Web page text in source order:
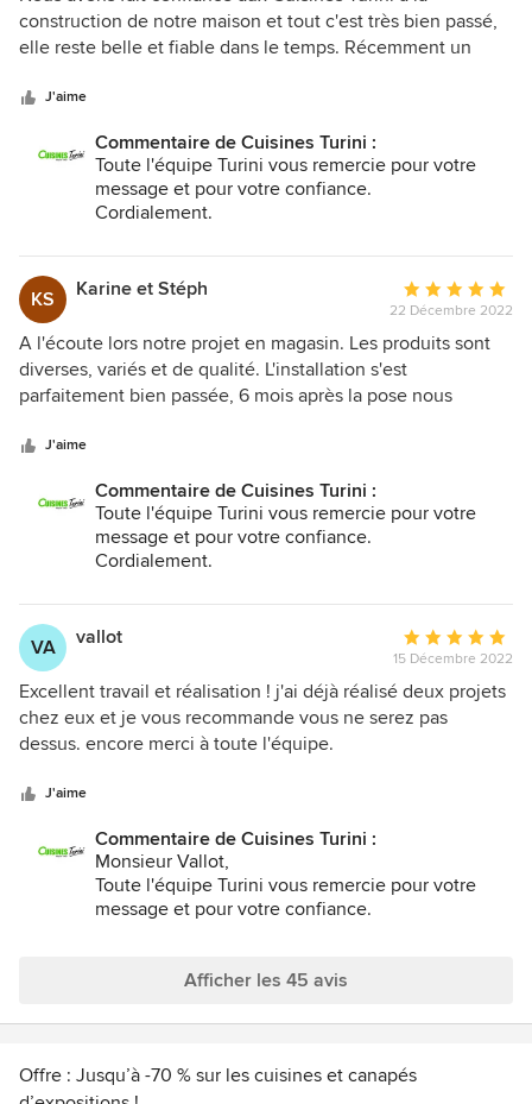
5
étoiles
construction de notre maison et tout c'est très bien passé,
elle reste belle et fiable dans le temps. Récemment un
les Cuisine Turini on été très efficace là aussi. Je
J'aime
Commentaire de Cuisines Turini :
Toute l'équipe Turini vous remercie pour votre
message et pour votre confiance.
Cordialement.
KS Karine et Stéph
Note
moyenne
:
5
étoiles
22 Décembre 2022
A l'écoute lors notre projet en magasin. Les produits sont
diverses, variés et de qualité. L'installation s'est
parfaitement bien passée, 6 mois après la pose nous
fortement les cuisine Turini
J'aime
Commentaire de Cuisines Turini :
Toute l'équipe Turini vous remercie pour votre
message et pour votre confiance.
Cordialement.
VA vallot
Note
moyenne
:
5
15 Décembre 2022
Excellent travail et réalisation ! j'ai déjà réalisé deux projets
chez eux et je vous recommande vous ne serez pas
dessus. encore merci à toute l'équipe.
J'aime
Commentaire de Cuisines Turini :
Monsieur Vallot,
Toute l'équipe Turini vous remercie pour votre
message et pour votre confiance.
Afficher les 45 avis
Offre : Jusqu’à -70 % sur les cuisines et canapés